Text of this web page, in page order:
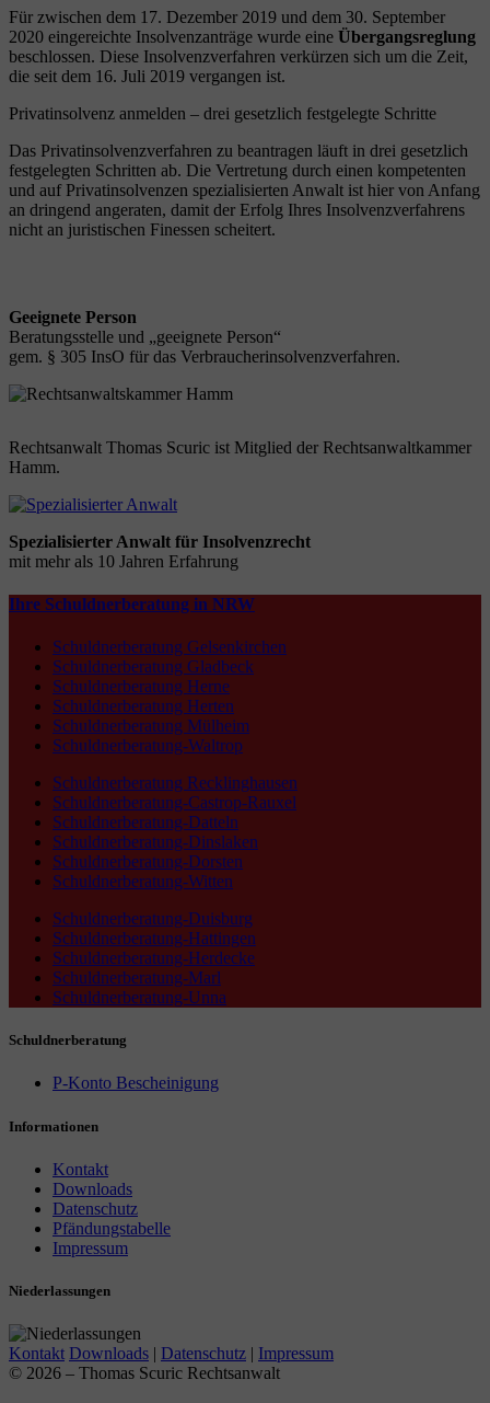
Für zwischen dem 17. Dezember 2019 und dem 30. September
2020 eingereichte Insolvenzanträge wurde eine Übergangsreglung
beschlossen. Diese Insolvenzverfahren verkürzen sich um die Zeit,
die seit dem 16. Juli 2019 vergangen ist.
Privatinsolvenz anmelden – drei gesetzlich festgelegte Schritte
Das Privatinsolvenzverfahren zu beantragen läuft in drei gesetzlich
festgelegten Schritten ab. Die Vertretung durch einen kompetenten
und auf Privatinsolvenzen spezialisierten Anwalt ist hier von Anfang
an dringend angeraten, damit der Erfolg Ihres Insolvenzverfahrens
nicht an juristischen Finessen scheitert.
Geeignete Person
Beratungsstelle und „geeignete Person“
gem. § 305 InsO für das Verbraucherinsolvenzverfahren.
Rechtsanwalt Thomas Scuric ist Mitglied der Rechtsanwaltkammer
Hamm.
Spezialisierter Anwalt für Insolvenzrecht
mit mehr als 10 Jahren Erfahrung
Ihre Schuldnerberatung in NRW
Schuldnerberatung Gelsenkirchen
Schuldnerberatung Gladbeck
Schuldnerberatung Herne
Schuldnerberatung Herten
Schuldnerberatung Mülheim
Schuldnerberatung-Waltrop
Schuldnerberatung Recklinghausen
Schuldnerberatung-Castrop-Rauxel
Schuldnerberatung-Datteln
Schuldnerberatung-Dinslaken
Schuldnerberatung-Dorsten
Schuldnerberatung-Witten
Schuldnerberatung-Duisburg
Schuldnerberatung-Hattingen
Schuldnerberatung-Herdecke
Schuldnerberatung-Marl
Schuldnerberatung-Unna
Schuldnerberatung
P-Konto Bescheinigung
Informationen
Kontakt
Downloads
Datenschutz
Pfändungstabelle
Impressum
Niederlassungen
Kontakt Downloads | Datenschutz | Impressum
© 2026 – Thomas Scuric Rechtsanwalt